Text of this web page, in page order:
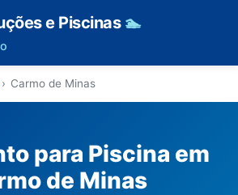
e Piscinas 🏊
› Carmo de Minas
para Piscina em
de Minas